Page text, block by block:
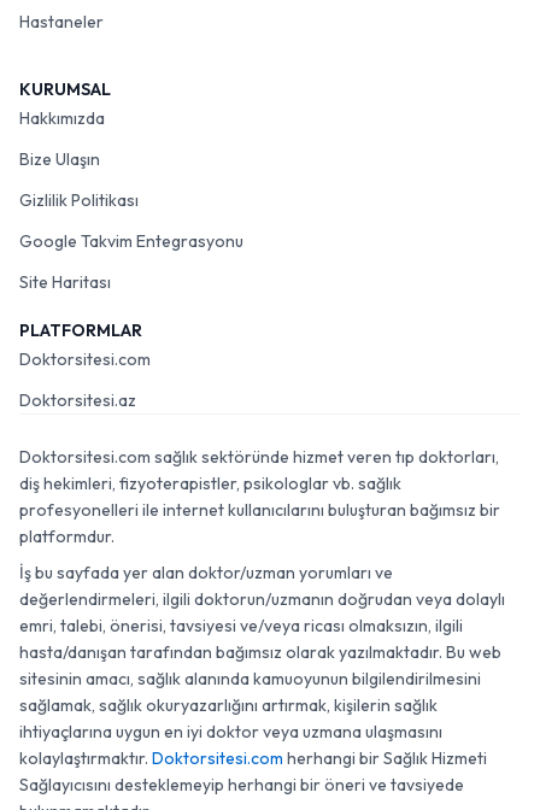
Hastaneler
KURUMSAL
Hakkımızda
Bize Ulaşın
Gizlilik Politikası
Google Takvim Entegrasyonu
Site Haritası
PLATFORMLAR
Doktorsitesi.com
Doktorsitesi.az
Doktorsitesi.com sağlık sektöründe hizmet veren tıp doktorları,
diş hekimleri, fizyoterapistler, psikologlar vb. sağlık
profesyonelleri ile internet kullanıcılarını buluşturan bağımsız bir
platformdur.
İş bu sayfada yer alan doktor/uzman yorumları ve
değerlendirmeleri, ilgili doktorun/uzmanın doğrudan veya dolaylı
emri, talebi, önerisi, tavsiyesi ve/veya ricası olmaksızın, ilgili
hasta/danışan tarafından bağımsız olarak yazılmaktadır. Bu web
sitesinin amacı, sağlık alanında kamuoyunun bilgilendirilmesini
sağlamak, sağlık okuryazarlığını artırmak, kişilerin sağlık
ihtiyaçlarına uygun en iyi doktor veya uzmana ulaşmasını
kolaylaştırmaktır. Doktorsitesi.com herhangi bir Sağlık Hizmeti
Sağlayıcısını desteklemeyip herhangi bir öneri ve tavsiyede